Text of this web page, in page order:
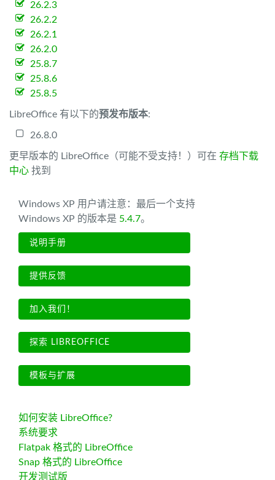
26.2.3
26.2.2
26.2.1
26.2.0
25.8.7
25.8.6
25.8.5
LibreOffice 有以下的预发布版本:
26.8.0
更早版本的 LibreOffice（可能不受支持！）可在 存档下载
中心 找到
Windows XP 用户请注意：最后一个支持
Windows XP 的版本是 5.4.7。
说明手册
提供反馈
加入我们！
探索 LIBREOFFICE
模板与扩展
如何安装 LibreOffice?
系统要求
Flatpak 格式的 LibreOffice
Snap 格式的 LibreOffice
开发测试版